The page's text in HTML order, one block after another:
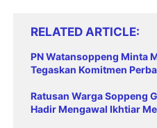
RELATED ARTICLE
PN Watansoppeng Minta
Tegaskan Komitmen
Ratusan Warga Soppeng
Hadir Mengawal Ikhtiar